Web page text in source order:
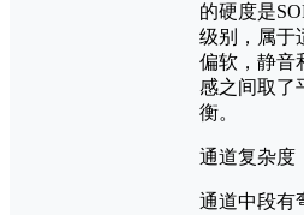
的硬度是
级别，属于
偏软，静音
感之间取了
衡。
通道复杂度
通道中段有